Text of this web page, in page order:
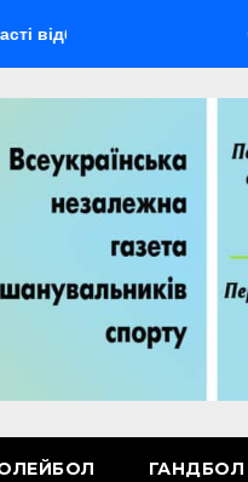
мультиспортивний
ГАНДБОЛ